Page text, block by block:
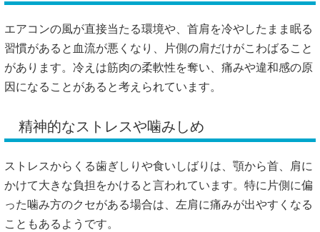
エアコンの風が直接当たる環境や、首肩を冷やしたまま眠る
習慣があると血流が悪くなり、片側の肩だけがこわばること
があります。冷えは筋肉の柔軟性を奪い、痛みや違和感の原
因になることがあると考えられています。
精神的なストレスや噛みしめ
ストレスからくる歯ぎしりや食いしばりは、顎から首、肩に
かけて大きな負担をかけると言われています。特に片側に偏
った噛み方のクセがある場合は、左肩に痛みが出やすくなる
こともあるようです。